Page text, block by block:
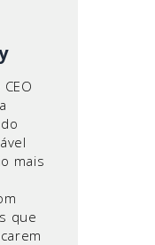
mais
que